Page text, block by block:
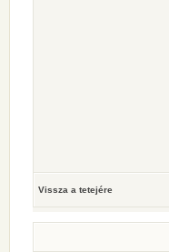
Vissza a tetejére